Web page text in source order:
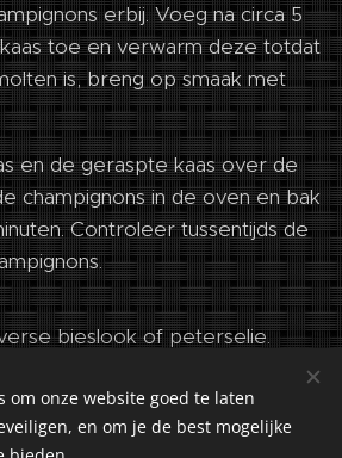
erbij. Voeg na circa 5
toe en verwarm deze totdat
is, breng op smaak met
en de geraspte kaas over de
champignons in de oven en bak
Controleer tussentijds de
bieslook of peterselie.
om onze website goed te laten
en om je de best mogelijke